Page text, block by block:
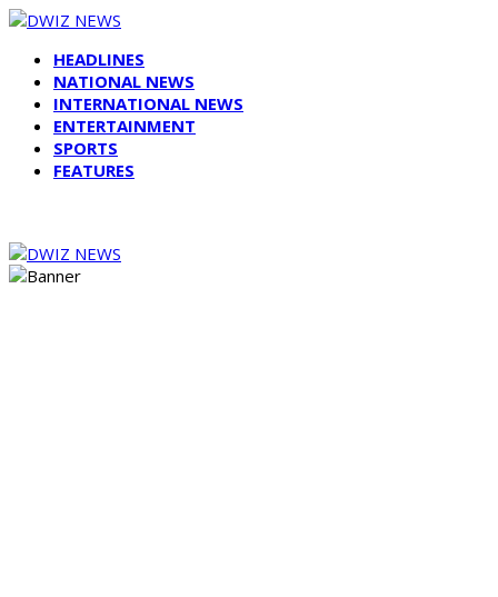
HEADLINES
NATIONAL NEWS
INTERNATIONAL NEWS
ENTERTAINMENT
SPORTS
FEATURES